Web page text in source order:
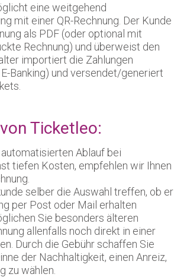
eine weitgehend
mit einer QR-Rechnung. Der Kunde
als PDF (oder optional mit
Rechnung) und überweist den
importiert die Zahlungen
Banking) und versendet/generiert
Ticketleo:
Ablauf bei
tiefen Kosten, empfehlen wir Ihnen
selber die Auswahl treffen, ob er
per Post oder Mail erhalten
Sie besonders älteren
allenfalls noch direkt in einer
Durch die Gebühr schaffen Sie
der Nachhaltigkeit, einen Anreiz,
zu wählen.